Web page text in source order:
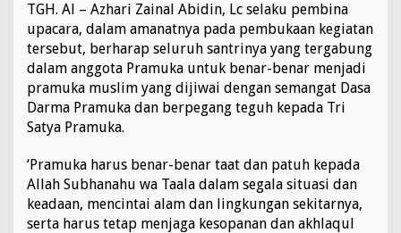
a
n
g
g
l
e
n
k
t
i
P
TGH. Al – Azhari Zainal Abidin, Lc selaku pembina
upacara, dalam amanatnya pada pembukaan kegiatan
tersebut, berharap seluruh santrinya yang tergabung
dalam anggota Pramuka untuk benar-benar menjadi
pramuka muslim yang dijiwai dengan semangat Dasa
Darma Pramuka dan berpegang teguh kepada Tri
Satya Pramuka.
‘Pramuka harus benar-benar taat dan patuh kepada
Allah Subhanahu wa Taala dalam segala situasi dan
keadaan, mencintai alam dan lingkungan sekitarnya,
serta harus tetap menjaga kesopanan dan akhlaqul